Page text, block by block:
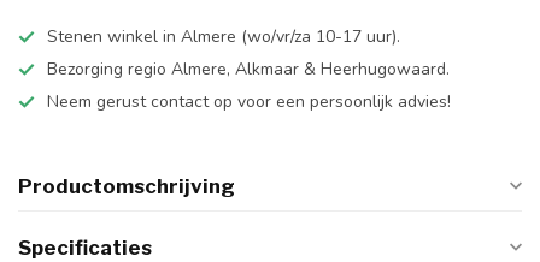
Stenen winkel in Almere (wo/vr/za 10-17 uur).
Bezorging regio Almere, Alkmaar & Heerhugowaard.
Neem gerust contact op voor een persoonlijk advies!
Productomschrijving
Specificaties